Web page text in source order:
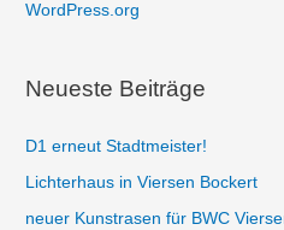
WordPress.org
Neueste Beiträge
D1 erneut Stadtmeister!
Lichterhaus in Viersen Bockert
neuer Kunstrasen für BWC